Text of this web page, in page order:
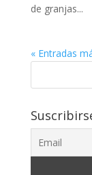
de granjas...
« Entradas